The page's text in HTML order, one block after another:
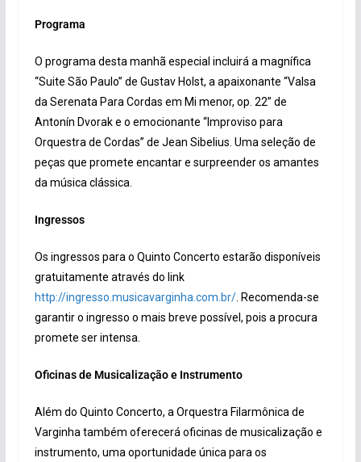
Programa
O programa desta manhã especial incluirá a magnífica
“Suite São Paulo” de Gustav Holst, a apaixonante “Valsa
da Serenata Para Cordas em Mi menor, op. 22” de
Antonín Dvorak e o emocionante “Improviso para
Orquestra de Cordas” de Jean Sibelius. Uma seleção de
peças que promete encantar e surpreender os amantes
da música clássica.
Ingressos
Os ingressos para o Quinto Concerto estarão disponíveis
gratuitamente através do link
http://ingresso.musicavarginha.com.br/. Recomenda-se
garantir o ingresso o mais breve possível, pois a procura
promete ser intensa.
Oficinas de Musicalização e Instrumento
Além do Quinto Concerto, a Orquestra Filarmônica de
Varginha também oferecerá oficinas de musicalização e
instrumento, uma oportunidade única para os